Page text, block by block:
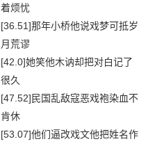
着烦忧
[36.51]那年小桥他说戏梦可抵岁
月荒谬
[42.0]她笑他木讷却把对白记了
很久
[47.52]民国乱敌寇恶戏袍染血不
肯休
[53.07]他们逼改戏文他把姓名作